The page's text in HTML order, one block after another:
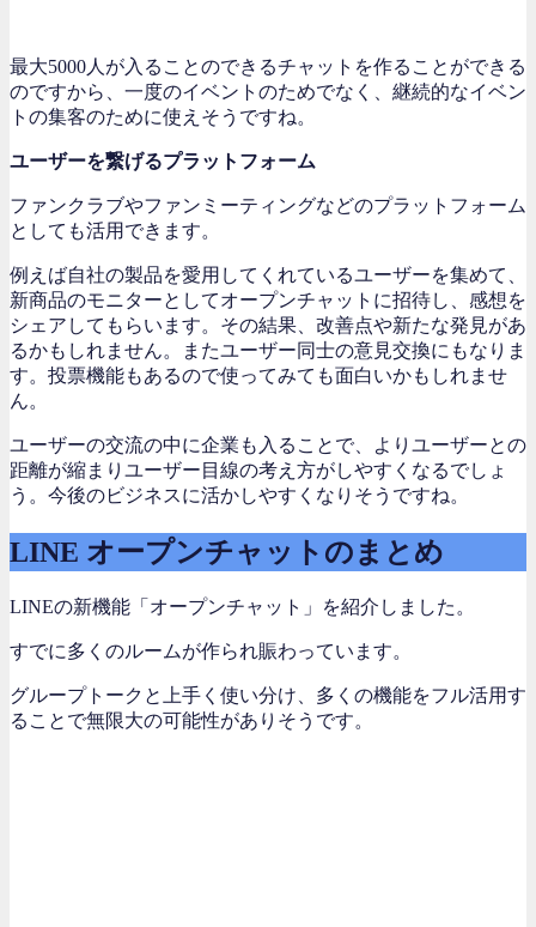
最大5000人が入ることのできるチャットを作ることができる
のですから、一度のイベントのためでなく、継続的なイベン
トの集客のために使えそうですね。
ユーザーを繋げるプラットフォーム
ファンクラブやファンミーティングなどのプラットフォーム
としても活用できます。
例えば自社の製品を愛用してくれているユーザーを集めて、
新商品のモニターとしてオープンチャットに招待し、感想を
シェアしてもらいます。その結果、改善点や新たな発見があ
るかもしれません。またユーザー同士の意見交換にもなりま
す。投票機能もあるので使ってみても面白いかもしれませ
ん。
ユーザーの交流の中に企業も入ることで、よりユーザーとの
距離が縮まりユーザー目線の考え方がしやすくなるでしょ
う。今後のビジネスに活かしやすくなりそうですね。
LINE オープンチャットのまとめ
LINEの新機能「オープンチャット」を紹介しました。
すでに多くのルームが作られ賑わっています。
グループトークと上手く使い分け、多くの機能をフル活用す
ることで無限大の可能性がありそうです。